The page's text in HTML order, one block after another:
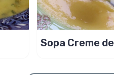
Sopa Creme de